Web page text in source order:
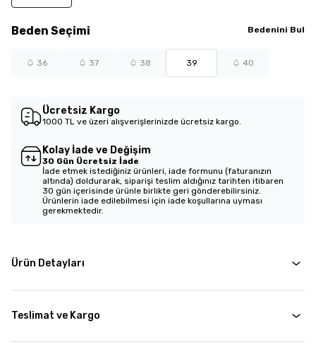
Beden Seçimi Bedenini Bul
36 37 38 39 40
Ücretsiz Kargo
1000 TL ve üzeri alışverişlerinizde ücretsiz kargo.
Kolay İade ve Değişim
30 Gün Ücretsiz İade
İade etmek istediğiniz ürünleri, iade formunu (faturanızın
altında) doldurarak, siparişi teslim aldığınız tarihten itibaren
30 gün içerisinde ürünle birlikte geri gönderebilirsiniz.
Ürünlerin iade edilebilmesi için iade koşullarına uyması
gerekmektedir.
Ürün Detayları
Teslimat ve Kargo